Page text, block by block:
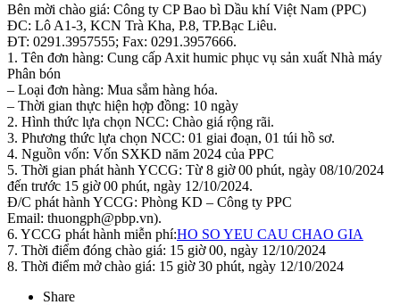
Bên mời chào giá: Công ty CP Bao bì Dầu khí Việt Nam (PPC)
ĐC: Lô A1-3, KCN Trà Kha, P.8, TP.Bạc Liêu.
ĐT: 0291.3957555; Fax: 0291.3957666.
1. Tên đơn hàng: Cung cấp Axit humic phục vụ sản xuất Nhà máy
Phân bón
– Loại đơn hàng: Mua sắm hàng hóa.
– Thời gian thực hiện hợp đồng: 10 ngày
2. Hình thức lựa chọn NCC: Chào giá rộng rãi.
3. Phương thức lựa chọn NCC: 01 giai đoạn, 01 túi hồ sơ.
4. Nguồn vốn: Vốn SXKD năm 2024 của PPC
5. Thời gian phát hành YCCG: Từ 8 giờ 00 phút, ngày 08/10/2024
đến trước 15 giờ 00 phút, ngày 12/10/2024.
Đ/C phát hành YCCG: Phòng KD – Công ty PPC
Email: thuongph@pbp.vn).
6. YCCG phát hành miễn phí:HO SO YEU CAU CHAO GIA
7. Thời điểm đóng chào giá: 15 giờ 00, ngày 12/10/2024
8. Thời điểm mở chào giá: 15 giờ 30 phút, ngày 12/10/2024
Share